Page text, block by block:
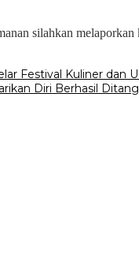
silahkan
Festival Kuliner dan
Diri Berhasil